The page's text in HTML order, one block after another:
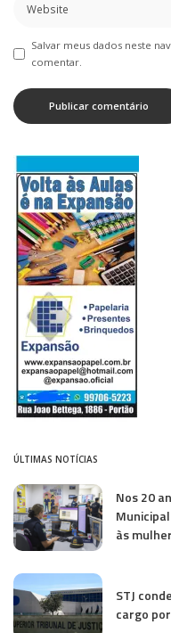
Salvar meus dados neste
comentar.
ÚLTIMAS NOTÍCIAS
Nos 20
às
STJ
cargo